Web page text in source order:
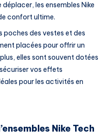
les ensembles Nike
confort ultime.
poches des vestes et des
placées pour offrir un
elles sont souvent dotées
vos effets
pour les activités en
Nike Tech